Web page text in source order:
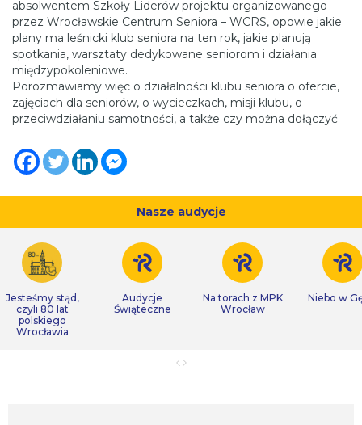
absolwentem Szkoły Liderów projektu organizowanego
przez Wrocławskie Centrum Seniora – WCRS, opowie jakie
plany ma leśnicki klub seniora na ten rok, jakie planują
spotkania, warsztaty dedykowane seniorom i działania
międzypokoleniowe.
Porozmawiamy więc o działalności klubu seniora o ofercie,
zajęciach dla seniorów, o wycieczkach, misji klubu, o
przeciwdziałaniu samotności, a także czy można dołączyć
Nasze audycje
Jesteśmy stąd,
czyli 80 lat
polskiego
Wrocławia
Audycje
Świąteczne
Na torach z MPK
Wrocław
Niebo w